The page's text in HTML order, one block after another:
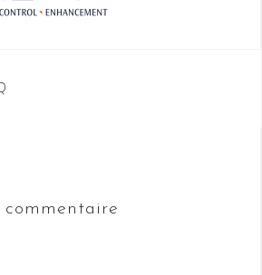
commentaire